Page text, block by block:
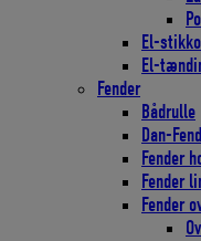
El-
El-
Fender
Bådrulle
Dan-
Fender
Fender
Fender